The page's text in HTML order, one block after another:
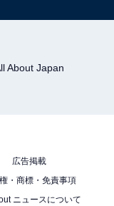
About Japan
広告掲載
・商標・免責事項
ニュースについて